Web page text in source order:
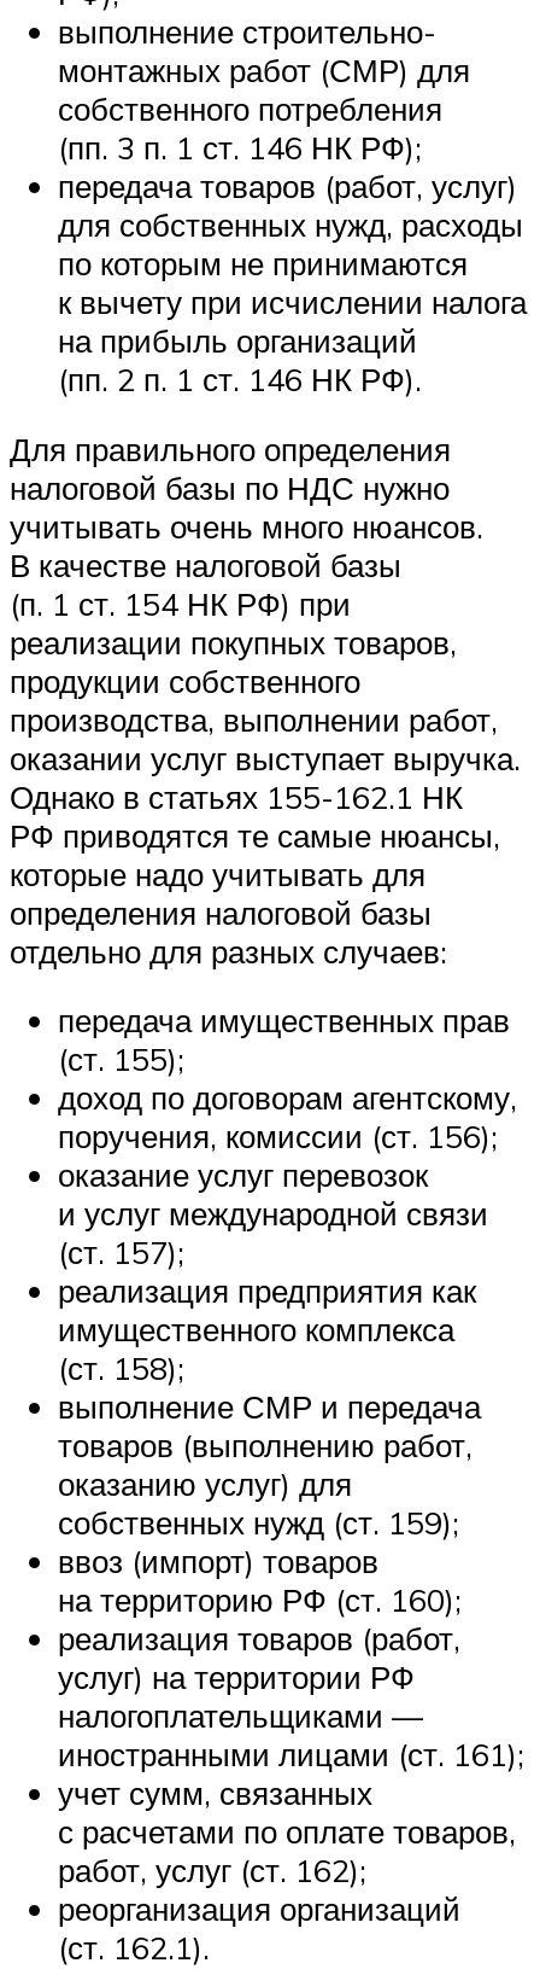
выполнение строительно-
монтажных работ (СМР) для
собственного потребления
(пп. 3 п. 1 ст. 146 НК РФ);
передача товаров (работ, услуг)
для собственных нужд, расходы
по которым не принимаются
к вычету при исчислении налога
на прибыль организаций
(пп. 2 п. 1 ст. 146 НК РФ).
Для правильного определения
налоговой базы по НДС нужно
учитывать очень много нюансов.
В качестве налоговой базы
(п. 1 ст. 154 НК РФ) при
реализации покупных товаров,
продукции собственного
производства, выполнении работ,
оказании услуг выступает выручка.
Однако в статьях 155-162.1 НК
РФ приводятся те самые нюансы,
которые надо учитывать для
определения налоговой базы
отдельно для разных случаев:
передача имущественных прав
(ст. 155);
доход по договорам агентскому,
поручения, комиссии (ст. 156);
оказание услуг перевозок
и услуг международной связи
(ст. 157);
реализация предприятия как
имущественного комплекса
(ст. 158);
выполнение СМР и передача
товаров (выполнению работ,
оказанию услуг) для
собственных нужд (ст. 159);
ввоз (импорт) товаров
на территорию РФ (ст. 160);
реализация товаров (работ,
услуг) на территории РФ
налогоплательщиками —
иностранными лицами (ст. 161);
учет сумм, связанных
с расчетами по оплате товаров,
работ, услуг (ст. 162);
реорганизация организаций
(ст. 162.1).